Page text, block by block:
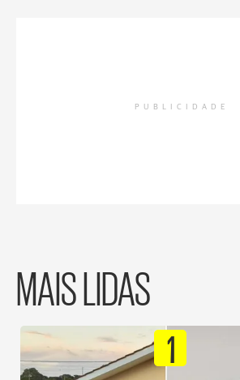
PUBLICIDADE
MAIS LIDAS
1